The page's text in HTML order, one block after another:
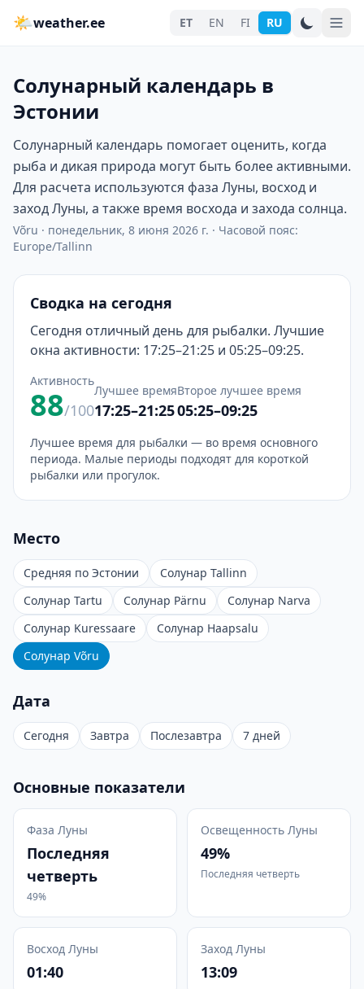
🌤weather.ee ET EN FI RU
Солунарный календарь в
Эстонии
Солунарный календарь помогает оценить, когда
рыба и дикая природа могут быть более активными.
Для расчета используются фаза Луны, восход и
заход Луны, а также время восхода и захода солнца.
Võru · понедельник, 8 июня 2026 г. · Часовой пояс:
Europe/Tallinn
Сводка на сегодня
Сегодня отличный день для рыбалки. Лучшие
окна активности: 17:25–21:25 и 05:25–09:25.
Активность
88/100
Лучшее время
17:25–21:25
Второе лучшее время
05:25–09:25
Лучшее время для рыбалки — во время основного
периода. Малые периоды подходят для короткой
рыбалки или прогулок.
Место
Средняя по Эстонии
Солунар Tallinn
Солунар Tartu
Солунар Pärnu
Солунар Narva
Солунар Kuressaare
Солунар Haapsalu
Солунар Võru
Дата
Сегодня Завтра Послезавтра 7 дней
Основные показатели
Фаза Луны
Последняя
четверть
49%
Освещенность Луны
49%
Последняя четверть
Восход Луны
01:40
Заход Луны
13:09